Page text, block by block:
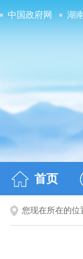
中国政府网 湖
首页
您现在所在的位